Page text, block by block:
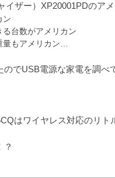
イザー）XP20001PDのア
ン
る台数がアメリカン
量もアメリカン…
のでUSB電源な家電を調べ
はワイヤレス対応のリト
？